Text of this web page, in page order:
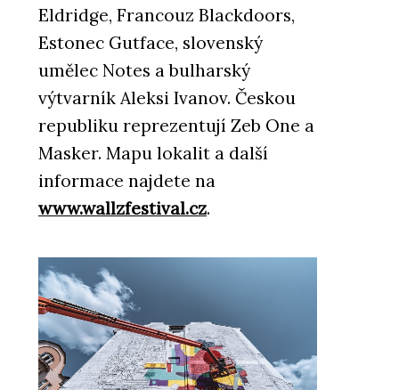
Eldridge, Francouz Blackdoors,
Estonec Gutface, slovenský
umělec Notes a bulharský
výtvarník Aleksi Ivanov. Českou
republiku reprezentují Zeb One a
Masker. Mapu lokalit a další
informace najdete na
www.wallzfestival.cz.